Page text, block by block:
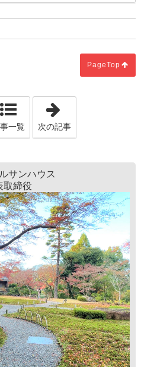
PageTop
ログを再開しました。」
一覧 次の記事
サンハウス
取締役